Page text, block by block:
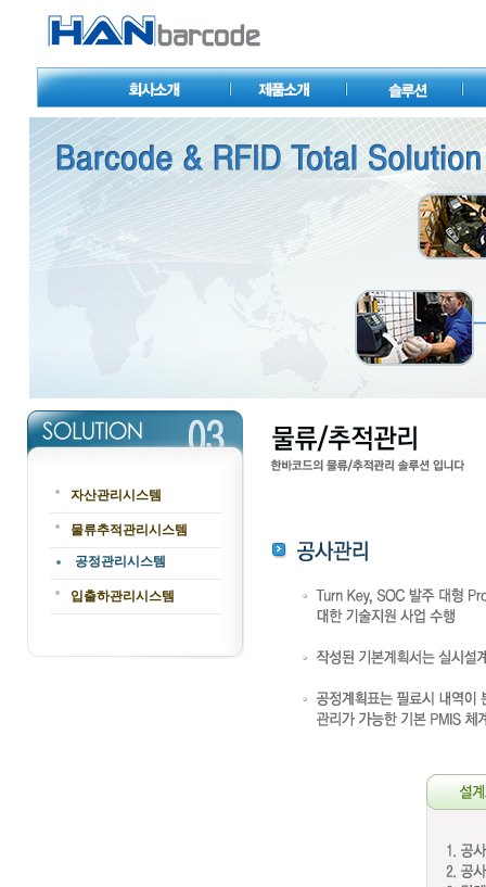
자산관리시스템
물류추적관리시스템
공정관리시스템
입출하관리시스템